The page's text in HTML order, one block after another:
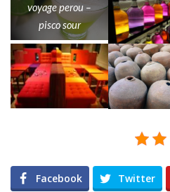
voyage perou –
pisco sour
Facebook Twitter